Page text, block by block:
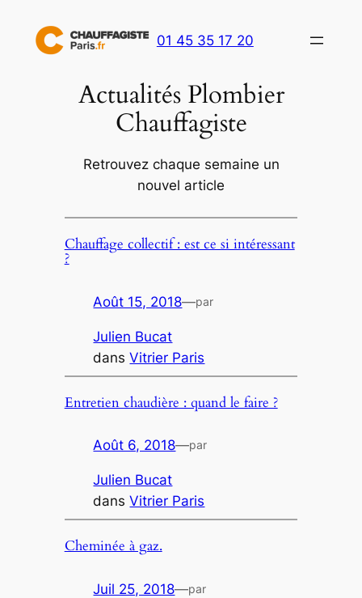
contenu
01 45 35 17 20
Actualités Plombier
Chauffagiste
Retrouvez chaque semaine un
nouvel article
Chauffage collectif : est ce si intéressant
?
Août 15, 2018—par
Julien Bucat
dansVitrier Paris
Entretien chaudière : quand le faire ?
Août 6, 2018—par
Julien Bucat
dansVitrier Paris
Cheminée à gaz.
Juil 25, 2018—par